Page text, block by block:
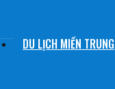
DU LỊCH MIỀN TRUNG